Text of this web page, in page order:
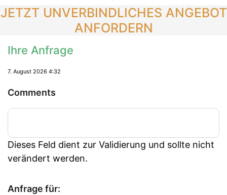
JETZT UNVERBINDLICHES ANGEBOT
ANFORDERN
Ihre Anfrage
7. August 2026 4:32
Comments
Dieses Feld dient zur Validierung und sollte nicht
verändert werden.
Anfrage für: